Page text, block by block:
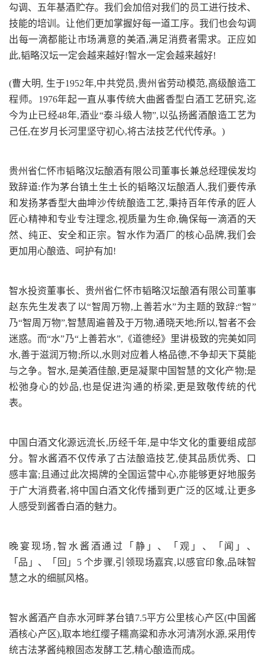
勾调、五年基酒贮存。我们会加倍对我们的员工进行技术、
技能的培训。让他们更加掌握好每一道工序。我们也会勾调
出每一滴都能让市场满意的美酒,满足消费者需求。正应如
此,韬略汉坛一定会越来越好!智水一定会越来越好!
(曹大明, 生于1952年,中共党员,贵州省劳动模范,高级酿造工
程师。1976年起一直从事传统大曲酱香型白酒工艺研究,迄
今为止已经48年,酒业“泰斗级人物”,以弘扬酱酒酿造工艺为
己任,在岁月长河里坚守初心,将古法技艺代代传承。)
贵州省仁怀市韬略汉坛酿酒有限公司董事长兼总经理侯发均
致辞道:作为茅台镇土生土长的韬略汉坛酿酒人,我们要传承
和发扬茅香型大曲坤沙传统酿造工艺,秉持百年传承的匠人
匠心精神和专业专注理念,视质量为生命,确保每一滴酒的天
然、纯正、安全和正宗。智水作为酒厂的核心品牌,我们会
更加用心酿造、呵护有加!
智水投资董事长、贵州省仁怀市韬略汉坛酿酒有限公司董事
赵东先生发表了以“智周万物,上善若水”为主题的致辞:“智”
乃“智周万物”,智慧周遍普及于万物,通晓天地;所以,智者不会
迷惑。而“水”乃“上善若水”,《道德经》里讲极致的完美如同
水,善于滋润万物;所以,水则对应着人格品德,不争却天下莫能
与之争。智水,是美酒佳酿,更是凝聚中国智慧的文化产物;是
松弛身心的妙品,也是促进沟通的桥梁,更是致敬传统的代
表。
中国白酒文化源远流长,历经千年,是中华文化的重要组成部
分。智水酱酒不仅传承了古法酿造技艺,使其品质优秀、口
感丰富;且通过此次揭牌的全国运营中心,亦能够更好地服务
于广大消费者,将中国白酒文化传播到更广泛的区域,让更多
人感受到酱香白酒的魅力。
晚宴现场,智水酱酒通过「静」、「观」、「闻」、
「品」、「回」5 个步骤,引领现场嘉宾,以感官印象,品味智
慧之水的细腻风格。
智水酱酒产自赤水河畔茅台镇7.5平方公里核心产区(中国酱
酒核心产区),取本地红缨子糯高粱和赤水河清冽水源,采用传
统古法茅酱纯粮固态发酵工艺,精心酿造而成。